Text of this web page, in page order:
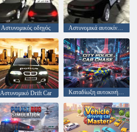
Αστυνομικός οδηγός Αστυνομικά αυτοκίνητα
Αστυνομικό Drift Car Καταδίωξη αυτοκινήτου της αστυνομίας της πόλης